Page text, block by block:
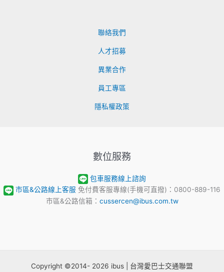
聯絡我們
人才招募
異業合作
員工專區
隱私權政策
數位服務
包車服務線上諮詢
市區&公路線上客服 免付費客服專線(手機可直撥)：0800-889-116
市區&公路信箱： cussercen@ibus.com.tw
Copyright ©2014- 2026 ibus | 台灣愛巴士交通聯盟